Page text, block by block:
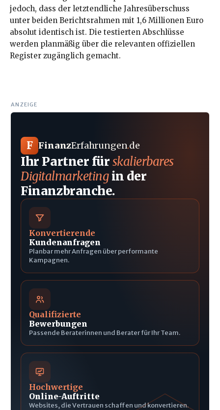
jedoch, dass der letztendliche Jahresüberschuss
unter beiden Berichtsrahmen mit 1,6 Millionen Euro
absolut identisch ist. Die testierten Abschlüsse
werden planmäßig über die relevanten offiziellen
Register zugänglich gemacht.
ANZEIGE
F FinanzErfahrungen.de
Ihr Partner fürskalierbares
Digitalmarketingin der
Finanzbranche.
Konvertierende
Kundenanfragen
Planbar mehr Anfragen über performante
Kampagnen.
Qualifizierte
Bewerbungen
Passende Beraterinnen und Berater für Ihr Team.
Hochwertige
Online-Auftritte
Websites, die Vertrauen schaffen und konvertieren.